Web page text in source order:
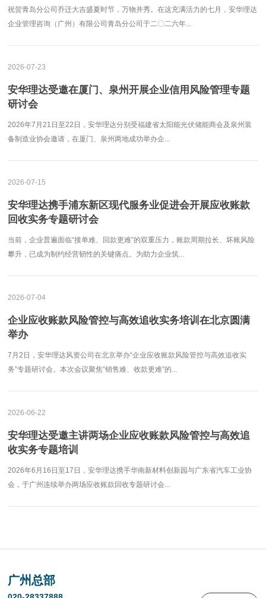
祝贺青岛分公司乔迁大吉盛夏时节，万物并秀。在这充满活力的七月，安华理达
企业管理咨询（广州）有限公司青岛分公司于二〇二六年...
2026-07-23
安华理达受邀在厦门、泉州开展企业信用风险管理专题
研讨会
2026年7月21日至22日，安华理达分别受福建省太阳能光伏储能商会及泉州装
备制造业协会邀请，在厦门、泉州两地成功举办企...
2026-07-15
安华理达携手浦东新区现代服务业促进会开展应收账款
回收实务专题研讨会
当前，企业普遍面临“接单难、回款更难”的双重压力，账款周期拉长、坏账风险
攀升，已成为制约经营韧性的关键痛点。为助力企业筑...
2026-07-04
企业应收账款风险管控与高效追收实务培训在北京圆满
举办
7月2日，安华理达风资公司在北京举办“企业应收账款风险管控与高效追收实
务”专题研讨会。本次会议聚焦“销售难、收款更难”的...
2026-06-22
安华理达受邀主讲两场企业应收账款风险管控与高效追
收实务专题培训
2026年6月16日至17日，安华理达携手华南新材料创新园与广东省汽车工业协
会，于广州连续举办两场应收账款回收专题研讨会...
广州总部